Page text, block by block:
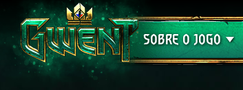
SOBRE O JOGO
Suporte